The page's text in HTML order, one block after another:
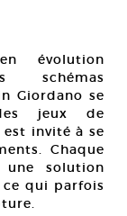
évolution
schémas
Giordano se
jeux de
invité à se
Chaque
solution
ce qui parfois